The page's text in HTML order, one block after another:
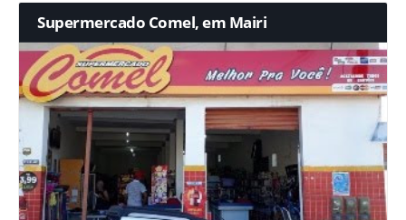
Supermercado Comel, em Mairi